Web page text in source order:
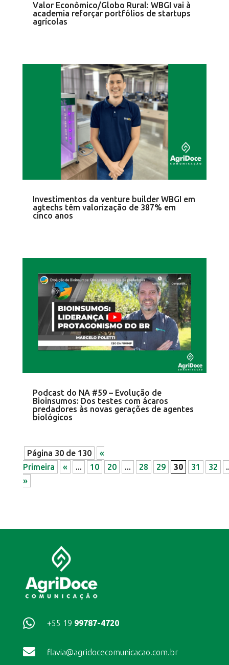
Valor Econômico/Globo Rural: WBGI vai à
academia reforçar portfólios de startups
agrícolas
Investimentos da venture builder WBGI em
agtechs têm valorização de 387% em
cinco anos
Podcast do NA #59 – Evolução de
Bioinsumos: Dos testes com ácaros
predadores às novas gerações de agentes
biológicos
Página 30 de 130
«
Primeira
« ... 10 20 ... 28 29 30 31 32
»
 +55 19 99787-4720
 flavia@agridocecomunicacao.com.br